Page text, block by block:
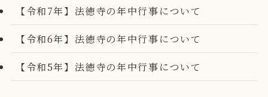
【令和7年】法徳寺の年中行事について
【令和6年】法徳寺の年中行事について
【令和5年】法徳寺の年中行事について